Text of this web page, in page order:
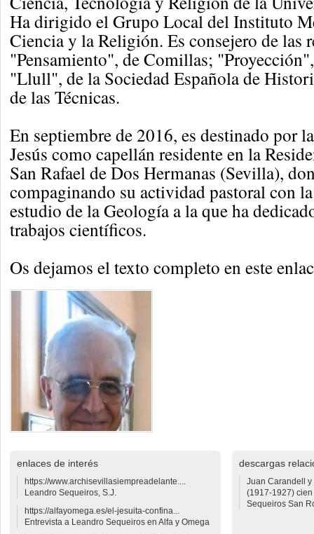
Ha dirigido el Grupo Local del Instituto
Ciencia y la Religión. Es consejero de las
"Pensamiento", de Comillas;
"Llull", de la Sociedad Española de
de las Técnicas.
En septiembre de 2016, es destinado por
Jesús como capellán residente en la
San Rafael de Dos Hermanas (Sevilla),
compaginando su actividad pastoral con
estudio de la Geología a la que ha
trabajos científicos.
Os dejamos el texto completo en este
enlaces de interés
https://www.archisevillasiempreadelante....
Leandro Sequeiros, S.J.
https://alfayomega.es/el-jesuita-confina...
Entrevista a Leandro Sequeiros en Alfa y Omega
descargas
Juan Carandell y
(1917-1927)
Sequeiros San